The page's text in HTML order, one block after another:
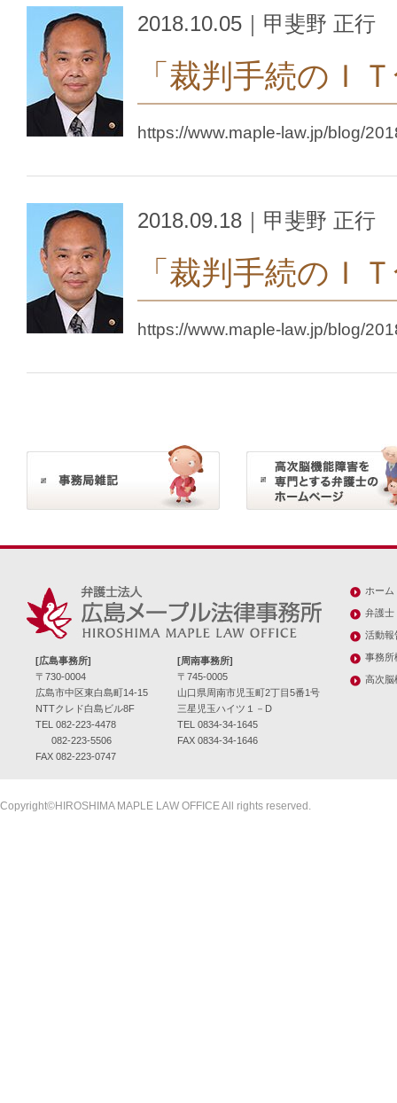
2018.10.05｜甲斐野 正行
「裁判手続のＩ
https://www.maple-law.jp/blog/
2018.09.18｜甲斐野 正行
「裁判手続のＩ
https://www.maple-law.jp/blog/
[広島事務所]
〒730-0004
広島市中区東白島町14-15
NTTクレド白島ビル8F
TEL 082-223-4478
082-223-5506
FAX 082-223-0747
[周南事務所]
〒745-0005
山口県周南市児玉町2丁目5番1号
三星児玉ハイツ１－D
TEL 0834-34-1645
FAX 0834-34-1646
ホーム
弁護士
活動報
事務所
高次脳
Copyright©HIROSHIMA MAPLE LAW OFFICE All rights reserved.